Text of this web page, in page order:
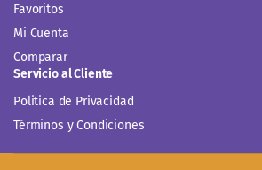
Favoritos
Mi Cuenta
Comparar
Servicio al Cliente
Politica de Privacidad
Términos y Condiciones